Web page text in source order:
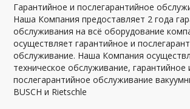
Гарантийное и послегарантийное
Наша Компания предоставляет 2 года
обслуживания на всё оборудование
осуществляет гарантийное и
обслуживание. Наша Компания
техническое обслуживание, гарантийное
послегарантийное обслуживание
BUSCH и Rietschle